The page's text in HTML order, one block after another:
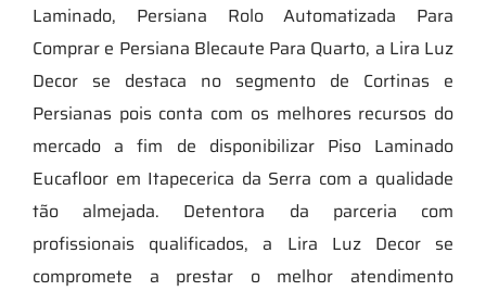
Laminado, Persiana Rolo Automatizada Para
Comprar e Persiana Blecaute Para Quarto, a Lira Luz
Decor se destaca no segmento de Cortinas e
Persianas pois conta com os melhores recursos do
mercado a fim de disponibilizar Piso Laminado
Eucafloor em Itapecerica da Serra com a qualidade
tão almejada. Detentora da parceria com
profissionais qualificados, a Lira Luz Decor se
compromete a prestar o melhor atendimento